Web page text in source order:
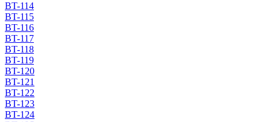
BT-114
BT-115
BT-116
BT-117
BT-118
BT-119
BT-120
BT-121
BT-122
BT-123
BT-124